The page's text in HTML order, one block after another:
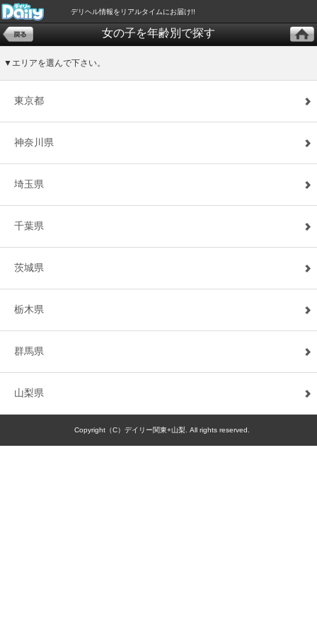
デリヘル情報をリアルタイムにお届け!!
女の子を年齢別で探す
▼エリアを選んで下さい。
東京都
神奈川県
埼玉県
千葉県
茨城県
栃木県
群馬県
山梨県
Copyright（C）デイリー関東+山梨. All rights reserved.